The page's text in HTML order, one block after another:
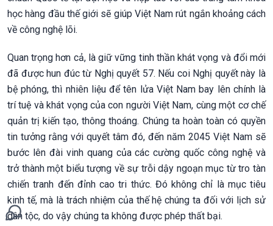
học hàng đầu thế giới sẽ giúp Việt Nam rút ngắn khoảng cách
về công nghệ lõi.
Quan trọng hơn cả, là giữ vững tinh thần khát vọng và đổi mới
đã được hun đúc từ Nghị quyết 57. Nếu coi Nghị quyết này là
bệ phóng, thì nhiên liệu để tên lửa Việt Nam bay lên chính là
trí tuệ và khát vọng của con người Việt Nam, cùng một cơ chế
quản trị kiến tạo, thông thoáng. Chúng ta hoàn toàn có quyền
tin tưởng rằng với quyết tâm đó, đến năm 2045 Việt Nam sẽ
bước lên đài vinh quang của các cường quốc công nghệ và
trở thành một biểu tượng về sự trỗi dậy ngoạn mục từ tro tàn
chiến tranh đến đỉnh cao tri thức. Đó không chỉ là mục tiêu
kinh tế, mà là trách nhiệm của thế hệ chúng ta đối với lịch sử
dân tộc, do vậy chúng ta không được phép thất bại.